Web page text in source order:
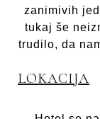
zanimivih
tukaj še
trudilo, da
LOKACIJA